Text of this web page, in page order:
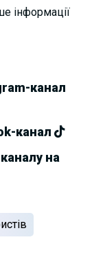
інформації
канал
канал
на